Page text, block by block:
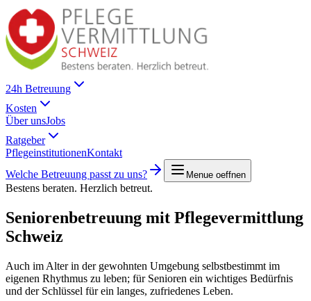
24h Betreuung
Kosten
Über unsJobs
Ratgeber
PflegeinstitutionenKontakt
Welche Betreuung passt zu uns?
Menue oeffnen
Bestens beraten. Herzlich betreut.
Seniorenbetreuung mit Pflegevermittlung
Schweiz
Auch im Alter in der gewohnten Umgebung selbstbestimmt im
eigenen Rhythmus zu leben; für Senioren ein wichtiges Bedürfnis
und der Schlüssel für ein langes, zufriedenes Leben.